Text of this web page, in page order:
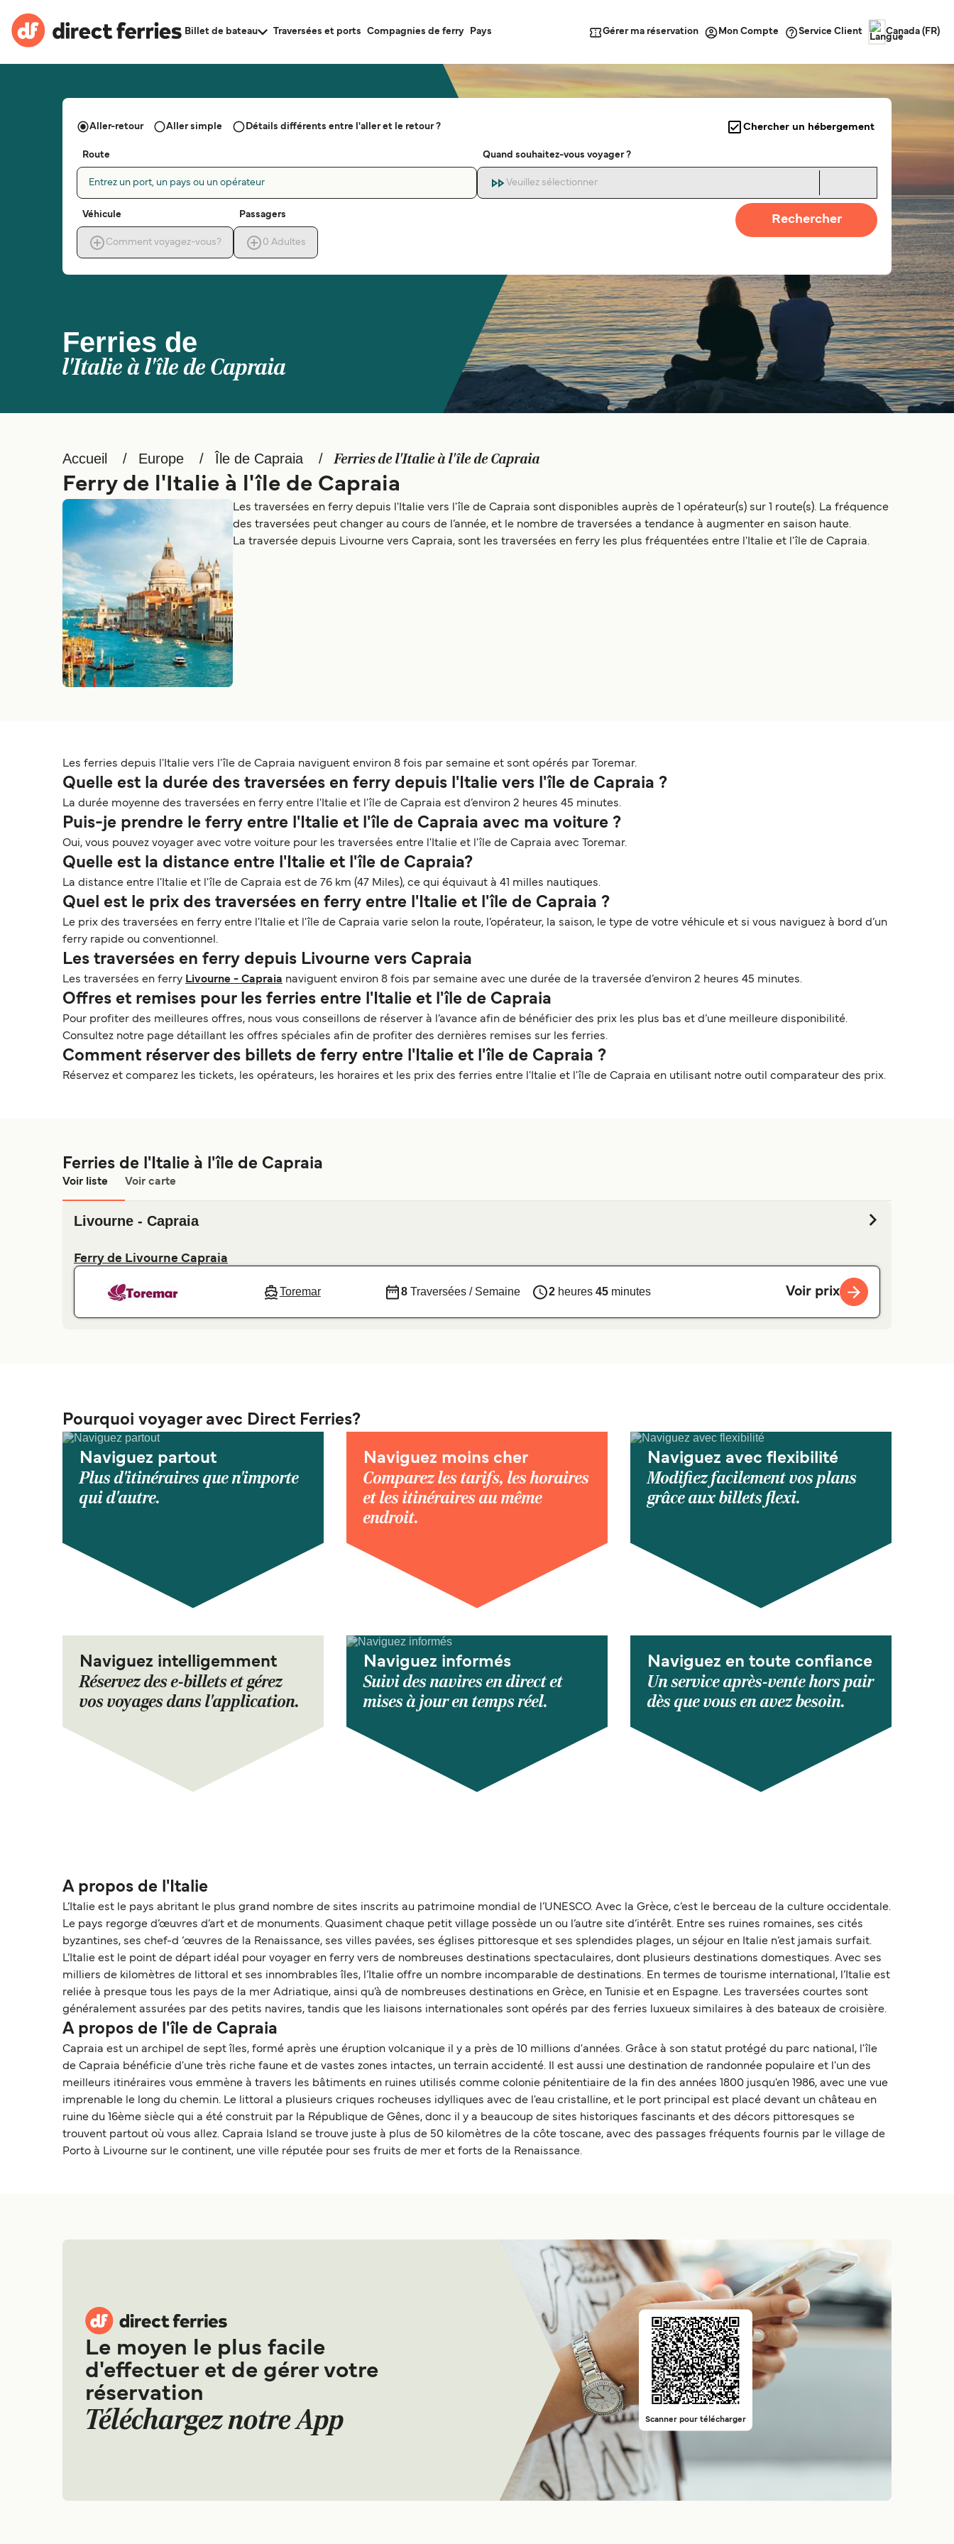
Billet de bateau Traversées et ports Compagnies de ferry Pays Gérer ma réservation Mon Compte Service Client Canada (FR)
Ferries de
l'Italie à l'île de Capraia
Aller-retour Aller simple Détails différents entre l'aller et le retour ? Chercher un hébergement
Route
Entrez un port, un pays ou un opérateur
Quand souhaitez-vous voyager ?
Veuillez sélectionner
Véhicule
Comment voyagez-vous?
Passagers
0 Adultes
Rechercher
Accueil Europe Île de Capraia Ferries de l'Italie à l'île de Capraia
Ferry de l'Italie à l'île de Capraia
Les traversées en ferry depuis l'Italie vers l'île de Capraia sont disponibles auprès de 1 opérateur(s) sur 1 route(s). La fréquence
des traversées peut changer au cours de l’année, et le nombre de traversées a tendance à augmenter en saison haute.
La traversée depuis Livourne vers Capraia, sont les traversées en ferry les plus fréquentées entre l'Italie et l'île de Capraia.
Les ferries depuis l'Italie vers l'île de Capraia naviguent environ 8 fois par semaine et sont opérés par Toremar.
Quelle est la durée des traversées en ferry depuis l'Italie vers l'île de Capraia ?
La durée moyenne des traversées en ferry entre l'Italie et l'île de Capraia est d’environ 2 heures 45 minutes.
Puis-je prendre le ferry entre l'Italie et l'île de Capraia avec ma voiture ?
Oui, vous pouvez voyager avec votre voiture pour les traversées entre l'Italie et l'île de Capraia avec Toremar.
Quelle est la distance entre l'Italie et l'île de Capraia?
La distance entre l'Italie et l'île de Capraia est de 76 km (47 Miles), ce qui équivaut à 41 milles nautiques.
Quel est le prix des traversées en ferry entre l'Italie et l'île de Capraia ?
Le prix des traversées en ferry entre l'Italie et l'île de Capraia varie selon la route, l’opérateur, la saison, le type de votre véhicule et si vous naviguez à bord d’un
ferry rapide ou conventionnel.
Les traversées en ferry depuis Livourne vers Capraia
Les traversées en ferry Livourne - Capraia naviguent environ 8 fois par semaine avec une durée de la traversée d’environ 2 heures 45 minutes.
Offres et remises pour les ferries entre l'Italie et l'île de Capraia
Pour profiter des meilleures offres, nous vous conseillons de réserver à l’avance afin de bénéficier des prix les plus bas et d’une meilleure disponibilité.
Consultez notre page détaillant les offres spéciales afin de profiter des dernières remises sur les ferries.
Comment réserver des billets de ferry entre l'Italie et l'île de Capraia ?
Réservez et comparez les tickets, les opérateurs, les horaires et les prix des ferries entre l'Italie et l'île de Capraia en utilisant notre outil comparateur des prix.
Ferries de l'Italie à l'île de Capraia
Voir liste Voir carte
Livourne - Capraia
Ferry de Livourne Capraia
Toremar 8Traversées / Semaine 2heures 45minutes Voir prix
Pourquoi voyager avec Direct Ferries?
Naviguez partout
Plus d'itinéraires que n'importe
qui d'autre.
Naviguez moins cher
Comparez les tarifs, les horaires
et les itinéraires au même
endroit.
Naviguez avec flexibilité
Modifiez facilement vos plans
grâce aux billets flexi.
Naviguez intelligemment
Réservez des e-billets et gérez
vos voyages dans l'application.
Naviguez informés
Suivi des navires en direct et
mises à jour en temps réel.
Naviguez en toute confiance
Un service après-vente hors pair
dès que vous en avez besoin.
A propos de l'Italie
L’Italie est le pays abritant le plus grand nombre de sites inscrits au patrimoine mondial de l’UNESCO. Avec la Grèce, c’est le berceau de la culture occidentale.
Le pays regorge d’œuvres d’art et de monuments. Quasiment chaque petit village possède un ou l’autre site d’intérêt. Entre ses ruines romaines, ses cités
byzantines, ses chef-d ‘œuvres de la Renaissance, ses villes pavées, ses églises pittoresque et ses splendides plages, un séjour en Italie n’est jamais surfait.
L’Italie est le point de départ idéal pour voyager en ferry vers de nombreuses destinations spectaculaires, dont plusieurs destinations domestiques. Avec ses
milliers de kilomètres de littoral et ses innombrables îles, l’Italie offre un nombre incomparable de destinations. En termes de tourisme international, l’Italie est
reliée à presque tous les pays de la mer Adriatique, ainsi qu’à de nombreuses destinations en Grèce, en Tunisie et en Espagne. Les traversées courtes sont
généralement assurées par des petits navires, tandis que les liaisons internationales sont opérés par des ferries luxueux similaires à des bateaux de croisière.
A propos de l'île de Capraia
Capraia est un archipel de sept îles, formé après une éruption volcanique il y a près de 10 millions d'années. Grâce à son statut protégé du parc national, l'île
de Capraia bénéficie d'une très riche faune et de vastes zones intactes, un terrain accidenté. Il est aussi une destination de randonnée populaire et l'un des
meilleurs itinéraires vous emmène à travers les bâtiments en ruines utilisés comme colonie pénitentiaire de la fin des années 1800 jusqu'en 1986, avec une vue
imprenable le long du chemin. Le littoral a plusieurs criques rocheuses idylliques avec de l'eau cristalline, et le port principal est placé devant un château en
ruine du 16ème siècle qui a été construit par la République de Gênes, donc il y a beaucoup de sites historiques fascinants et des décors pittoresques se
trouvent partout où vous allez. Capraia Island se trouve juste à plus de 50 kilomètres de la côte toscane, avec des passages fréquents fournis par le village de
Porto à Livourne sur le continent, une ville réputée pour ses fruits de mer et forts de la Renaissance.
Le moyen le plus facile
d'effectuer et de gérer votre
réservation
Téléchargez notre App Scanner pour télécharger